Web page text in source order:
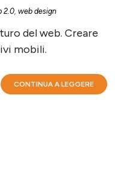
2.0, web design
del web. Creare
mobili.
CONTINUA A LEGGERE